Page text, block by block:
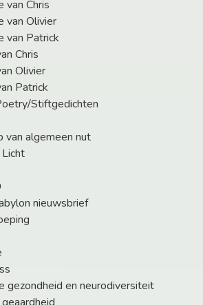
van Chris
van Olivier
van Patrick
Chris
Olivier
Patrick
Stiftgedichten
van algemeen nut
nieuwsbrief
gezondheid en neurodiversiteit